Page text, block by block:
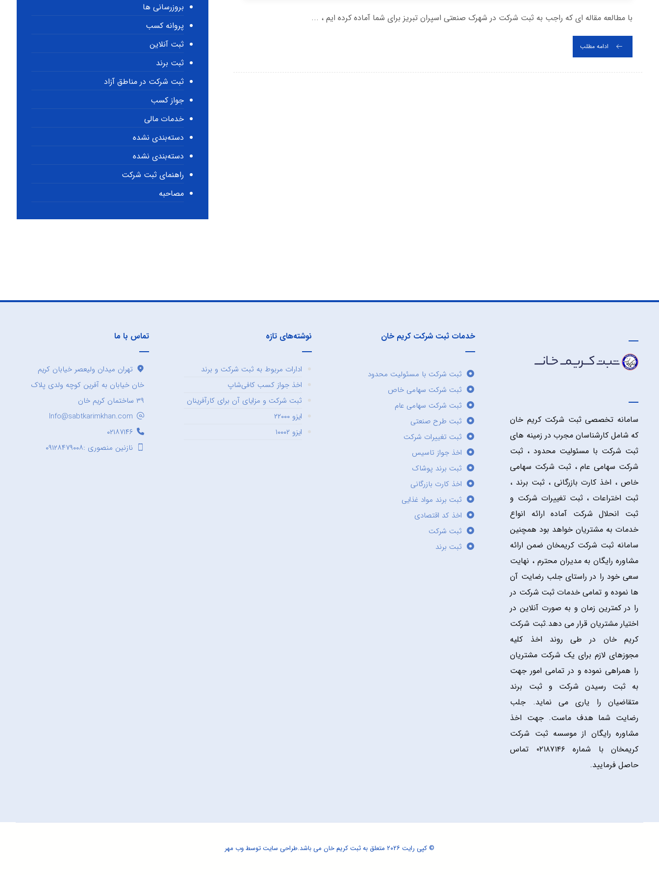
با مطالعه مقاله ای که راجب به ثبت شرکت در شهرک صنعتی اسپران تبريز برای شما آماده کرده ایم ، ...
ادامه مطلب
بروزرسانی ها
پروانه کسب
ثبت آنلاین
ثبت برند
ثبت شرکت در مناطق آزاد
جواز کسب
خدمات مالی
دسته‌بندی نشده
دسته‌بندی نشده
راهنمای ثبت شرکت
مصاحبه
سامانه تخصصی ثبت شرکت کریم خان
که شامل کارشناسان مجرب در زمینه های
ثبت شرکت با مسئولیت محدود ، ثبت
شرکت سهامی عام ، ثبت شرکت سهامی
خاص ، اخذ کارت بازرگانی ، ثبت برند ،
ثبت اختراعات ، ثبت تغییرات شرکت و
ثبت انحلال شرکت آماده ارائه انواع
خدمات به مشتریان خواهد بود همچنین
سامانه ثبت شرکت کریمخان ضمن ارائه
مشاوره رایگان به مدیران محترم ، نهایت
سعی خود را در راستای جلب رضایت آن
ها نموده و تمامی خدمات ثبت شرکت در
را در کمترین زمان و به صورت آنلاین در
اختیار مشتریان قرار می دهد.ثبت شرکت
کریم خان در طی روند اخذ کلیه
مجوزهای لازم برای یک شرکت مشتریان
را همراهی نموده و در تمامی امور جهت
به ثبت رسیدن شرکت و ثبت برند
متقاضیان را یاری می نماید. جلب
رضایت شما هدف ماست. جهت اخذ
مشاوره رایگان از موسسه ثبت شرکت
کریمخان با شماره ۰۲۱۸۷۱۴۶ تماس
حاصل فرمایید.
خدمات ثبت شرکت کریم خان
ثبت شرکت با مسئولیت محدود
ثبت شرکت سهامی خاص
ثبت شرکت سهامی عام
ثبت طرح صنعتی
ثبت تغییرات شرکت
اخذ جواز تاسیس
ثبت برند پوشاک
اخذ کارت بازرگانی
ثبت برند مواد غذایی
اخذ کد اقتصادی
ثبت شرکت
ثبت برند
نوشته‌های تازه
ادارات مربوط به ثبت شرکت و برند
اخذ جواز کسب کافی‌شاپ
ثبت شرکت و مزایای آن برای کارآفرینان
ایزو ۲۲۰۰۰
ایزو ۱۰۰۰۲
تماس با ما
تهران میدان ولیعصر خیابان کریم
خان خیابان به آفرین کوچه ولدی پلاک
۳۹ ساختمان کریم خان
Info@sabtkarimkhan.com
۰۲۱۸۷۱۴۶
نازنین منصوری :۰۹۱۲۸۴۷۹۰۰۸
© کپی رایت ۲۰۲۶ متعلق به ثبت کریم خان می باشد. طراحی سایتتوسط وب مهر